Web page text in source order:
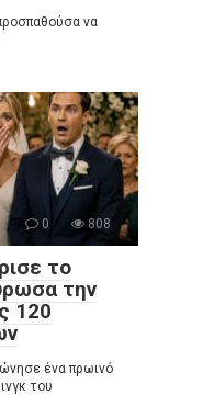
να
0 808
το
την
120
ένα πρωινό
του